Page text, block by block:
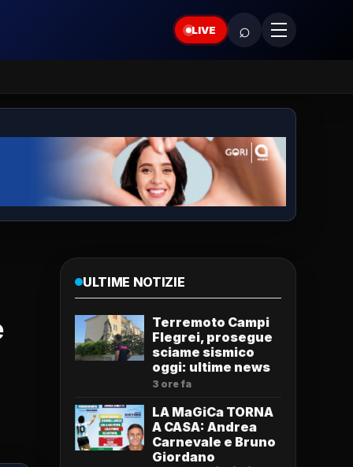
LIVE ⌕
ULTIME NOTIZIE
Terremoto Campi
Flegrei, prosegue
sciame sismico
oggi: ultime news
3 ore fa
LA MaGiCa TORNA
A CASA: Andrea
Carnevale e Bruno
Giordano